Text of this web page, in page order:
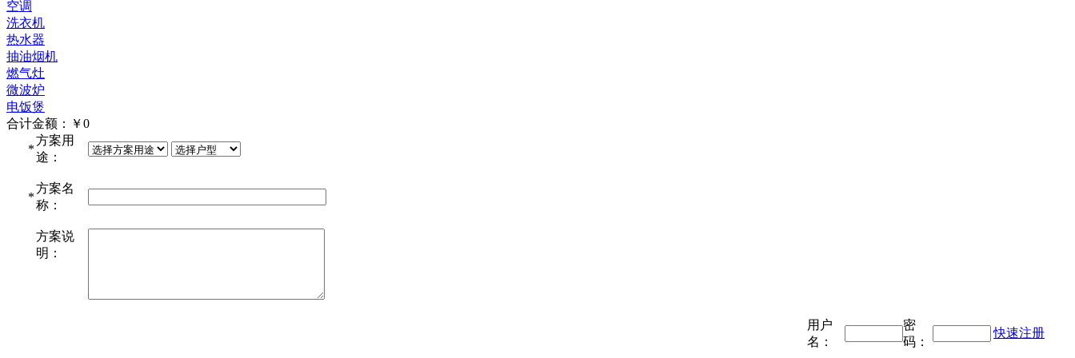
空调
洗衣机
热水器
抽油烟机
燃气灶
微波炉
电饭煲
合计金额：￥0
*
方案用
途：
*
方案名
称：
方案说
明：
用户
名：
密
码：
快速注册